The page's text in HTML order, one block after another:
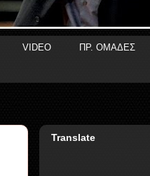
VIDEO ΠΡ. ΟΜΑΔΕΣ
Translate